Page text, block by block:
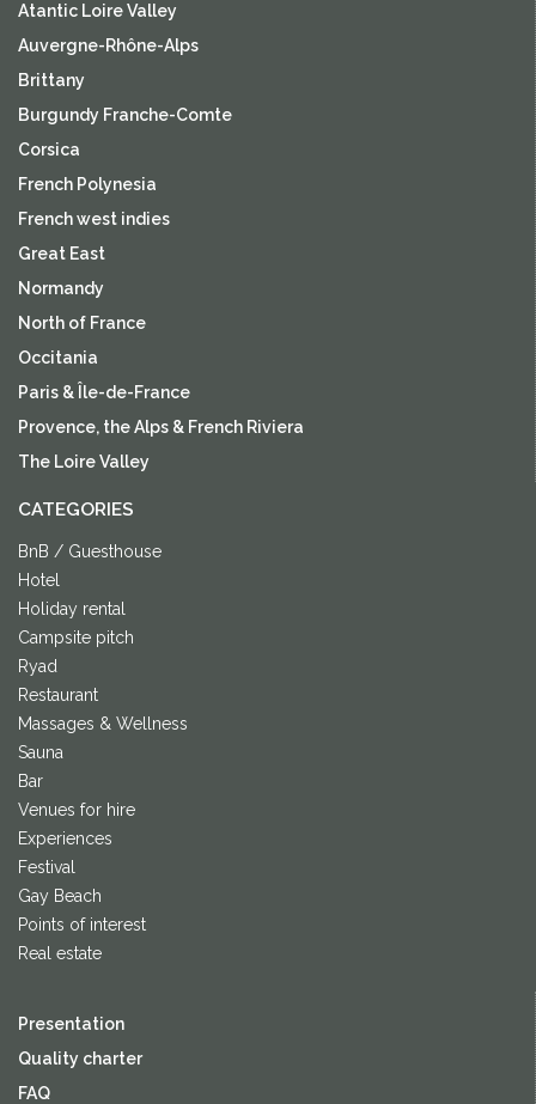
Atantic Loire Valley
Auvergne-Rhône-Alps
Brittany
Burgundy Franche-Comte
Corsica
French Polynesia
French west indies
Great East
Normandy
North of France
Occitania
Paris & Île-de-France
Provence, the Alps & French Riviera
The Loire Valley
CATEGORIES
BnB / Guesthouse
Hotel
Holiday rental
Campsite pitch
Ryad
Restaurant
Massages & Wellness
Sauna
Bar
Venues for hire
Experiences
Festival
Gay Beach
Points of interest
Real estate
Presentation
Quality charter
FAQ